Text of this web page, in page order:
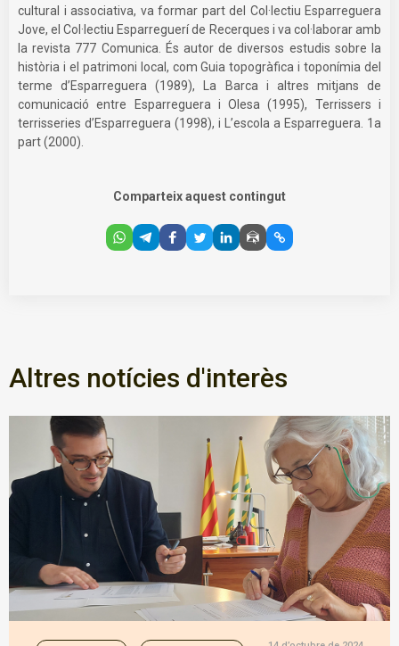
cultural i associativa, va formar part del Col·lectiu Esparreguera
Jove, el Col·lectiu Esparreguerí de Recerques i va col·laborar amb
la revista 777 Comunica. És autor de diversos estudis sobre la
història i el patrimoni local, com Guia topogràfica i toponímia del
terme d’Esparreguera (1989), La Barca i altres mitjans de
comunicació entre Esparreguera i Olesa (1995), Terrissers i
terrisseries d’Esparreguera (1998), i L’escola a Esparreguera. 1a
part (2000).
Comparteix aquest contingut
Altres notícies d'interès